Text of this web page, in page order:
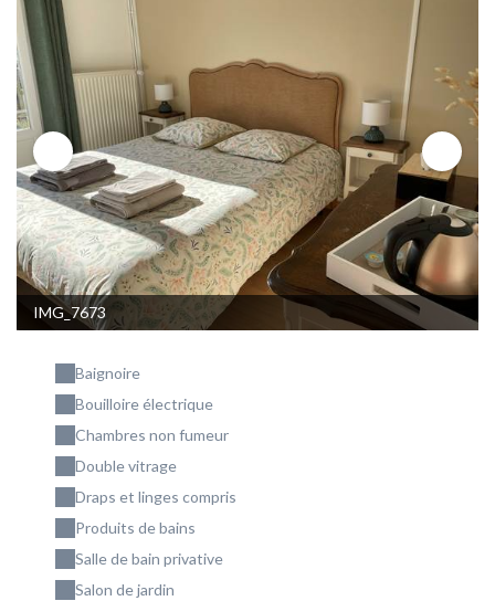
IMG_7673
Baignoire
Bouilloire électrique
Chambres non fumeur
Double vitrage
Draps et linges compris
Produits de bains
Salle de bain privative
Salon de jardin